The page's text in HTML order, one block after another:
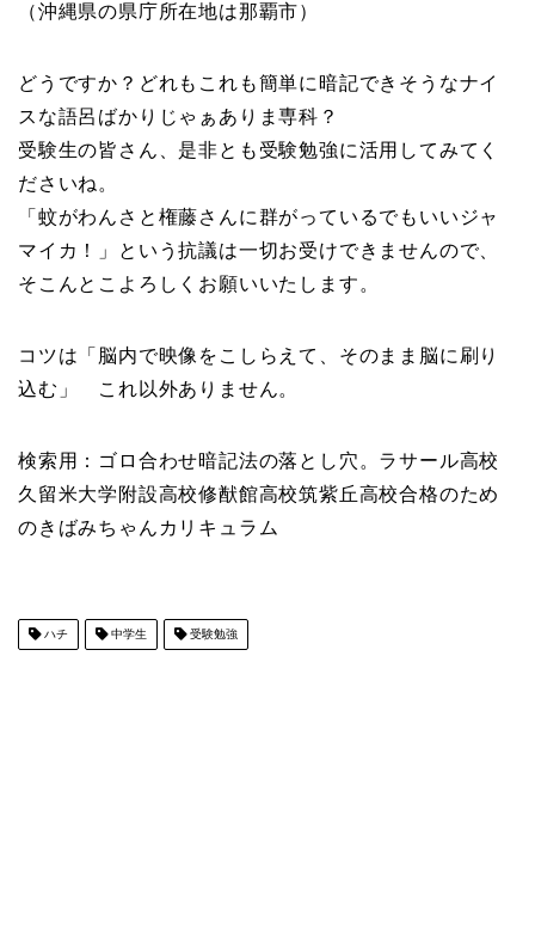
（沖縄県の県庁所在地は那覇市）
どうですか？どれもこれも簡単に暗記できそうなナイ
スな語呂ばかりじゃぁありま専科？
受験生の皆さん、是非とも受験勉強に活用してみてく
ださいね。
「蚊がわんさと権藤さんに群がっているでもいいジャ
マイカ！」という抗議は一切お受けできませんので、
そこんとこよろしくお願いいたします。
コツは「脳内で映像をこしらえて、そのまま脳に刷り
込む」 これ以外ありません。
検索用：ゴロ合わせ暗記法の落とし穴。ラサール高校
久留米大学附設高校修猷館高校筑紫丘高校合格のため
のきばみちゃんカリキュラム
ハチ 中学生 受験勉強